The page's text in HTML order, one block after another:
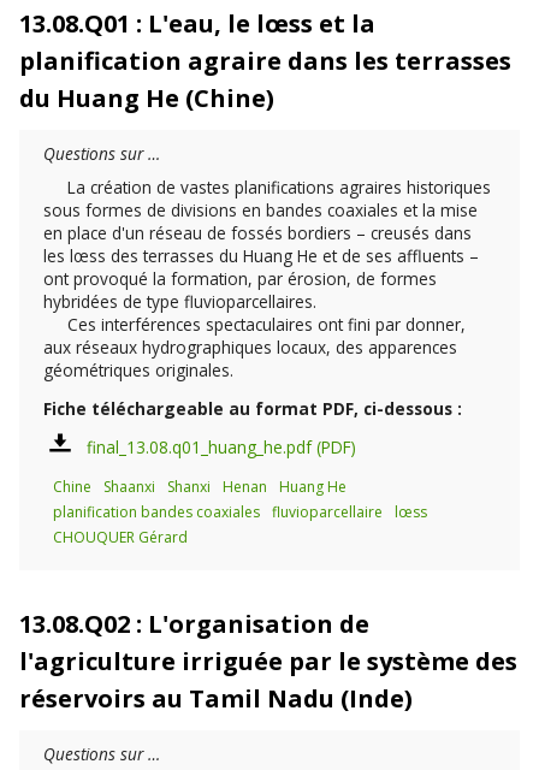
13.08.Q01 : L'eau, le lœss et la
planification agraire dans les terrasses
du Huang He (Chine)
Questions sur …
La création de vastes planifications agraires historiques
sous formes de divisions en bandes coaxiales et la mise
en place d'un réseau de fossés bordiers – creusés dans
les lœss des terrasses du Huang He et de ses affluents –
ont provoqué la formation, par érosion, de formes
hybridées de type fluvioparcellaires.
Ces interférences spectaculaires ont fini par donner,
aux réseaux hydrographiques locaux, des apparences
géométriques originales.
Fiche téléchargeable au format PDF, ci-dessous :
final_13.08.q01_huang_he.pdf
Chine Shaanxi Shanxi Henan
Huang He
planification bandes coaxiales
fluvioparcellaire
lœss
CHOUQUER Gérard
13.08.Q02 : L'organisation de
l'agriculture irriguée par le système des
réservoirs au Tamil Nadu (Inde)
Questions sur …